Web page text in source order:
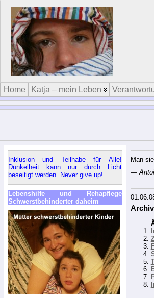
Home Katja – mein Leben
Inklusion und Teilhabe für Alle!
Dunkelheit kann nur durch Licht
beseitigt werden. Never give up!
Lebenshilfe und Rehapflege
Schwerstbehinderter daheim
Man
—
Archiv